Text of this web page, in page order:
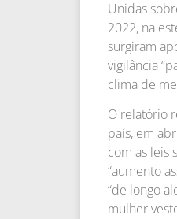
Unidas
2022, na
surgiram
vigilância
clima de
O relatório
país, em
com as leis
“aumento
“de longo
mulher